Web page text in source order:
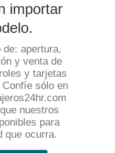
importar
apertura,
y venta de
y tarjetas
sólo en
nuestros
para
que ocurra.